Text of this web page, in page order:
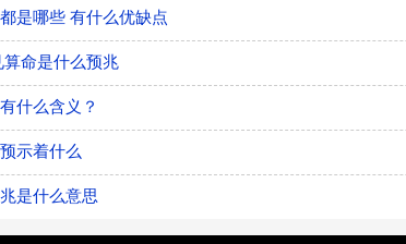
是哪些 有什么优缺点
命是什么预兆
什么含义？
示着什么
是什么意思